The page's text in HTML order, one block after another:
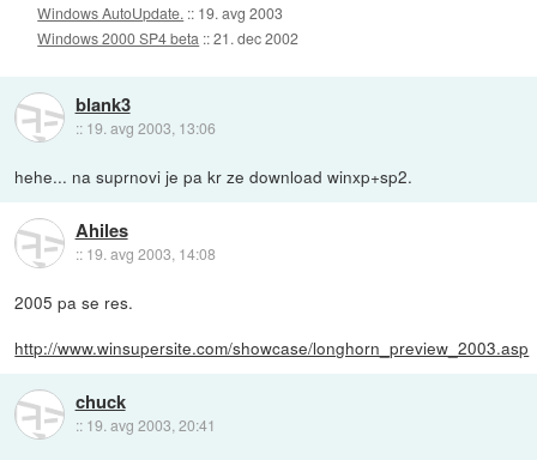
Windows AutoUpdate. :: 19. avg 2003
Windows 2000 SP4 beta ::21. dec 2002
blank3
:: 19. avg 2003, 13:06
hehe... na suprnovi je pa kr ze download winxp+sp2.
Ahiles
:: 19. avg 2003, 14:08
2005 pa se res.
http://www.winsupersite.com/showcase/longhorn_preview_2003.asp
chuck
:: 19. avg 2003, 20:41